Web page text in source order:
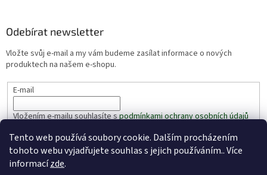
Tento web používá soubory cookie. Dalším procházením
tohoto webu vyjadřujete souhlas s jejich používáním.. Více
informacízde.
Odebírat newsletter
Vložte svůj e-mail a my vám budeme zasílat informace o nových
produktech na našem e-shopu.
E-mail
Vložením e-mailu souhlasíte spodmínkami ochrany osobních údajů
PŘIHLÁSIT SE